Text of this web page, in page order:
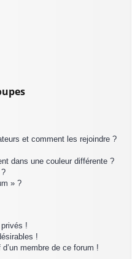
et comment les rejoindre ?
dans une couleur différente ?
» ?
!
!
membre de ce forum !